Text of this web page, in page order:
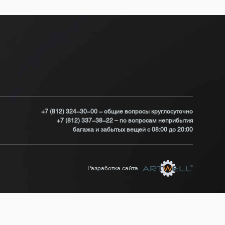
+7 (812) 324-30-00 - общие вопросы круглосуточно
+7 (812) 337-38-22 – по вопросам неприбытия
багажа и забытых вещей с 08:00 до 20:00
Разработка сайта